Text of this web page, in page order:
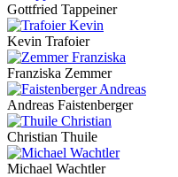
Gottfried Tappeiner
Kevin Trafoier
Franziska Zemmer
Andreas Faistenberger
Christian Thuile
Michael Wachtler